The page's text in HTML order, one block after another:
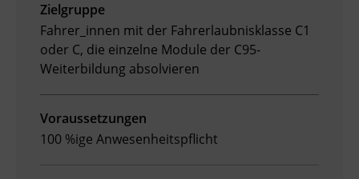
Digitales Lernen
Zielgruppe
Fahrer_innen mit der Fahrerlaubnisklasse C1
oder C, die einzelne Module der C95-
Weiterbildung absolvieren
Voraussetzungen
100 %ige Anwesenheitspflicht